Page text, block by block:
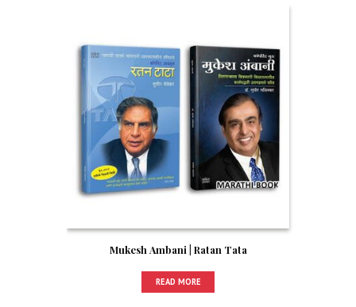
Mukesh Ambani | Ratan Tata
READ MORE